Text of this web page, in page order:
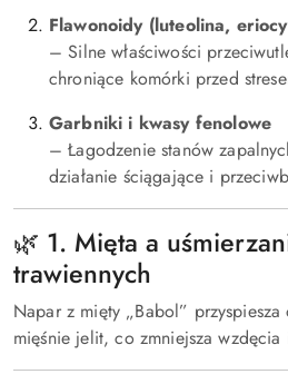
Flawonoidy (luteolina,
– Silne właściwości
chroniące komórki przed
Garbniki i kwasy fenolowe
– Łagodzenie stanów
działanie ściągające i
🌿 1. Mięta a
trawiennych
Napar z mięty „Babol” przyspiesza
mięśnie jelit, co zmniejsza